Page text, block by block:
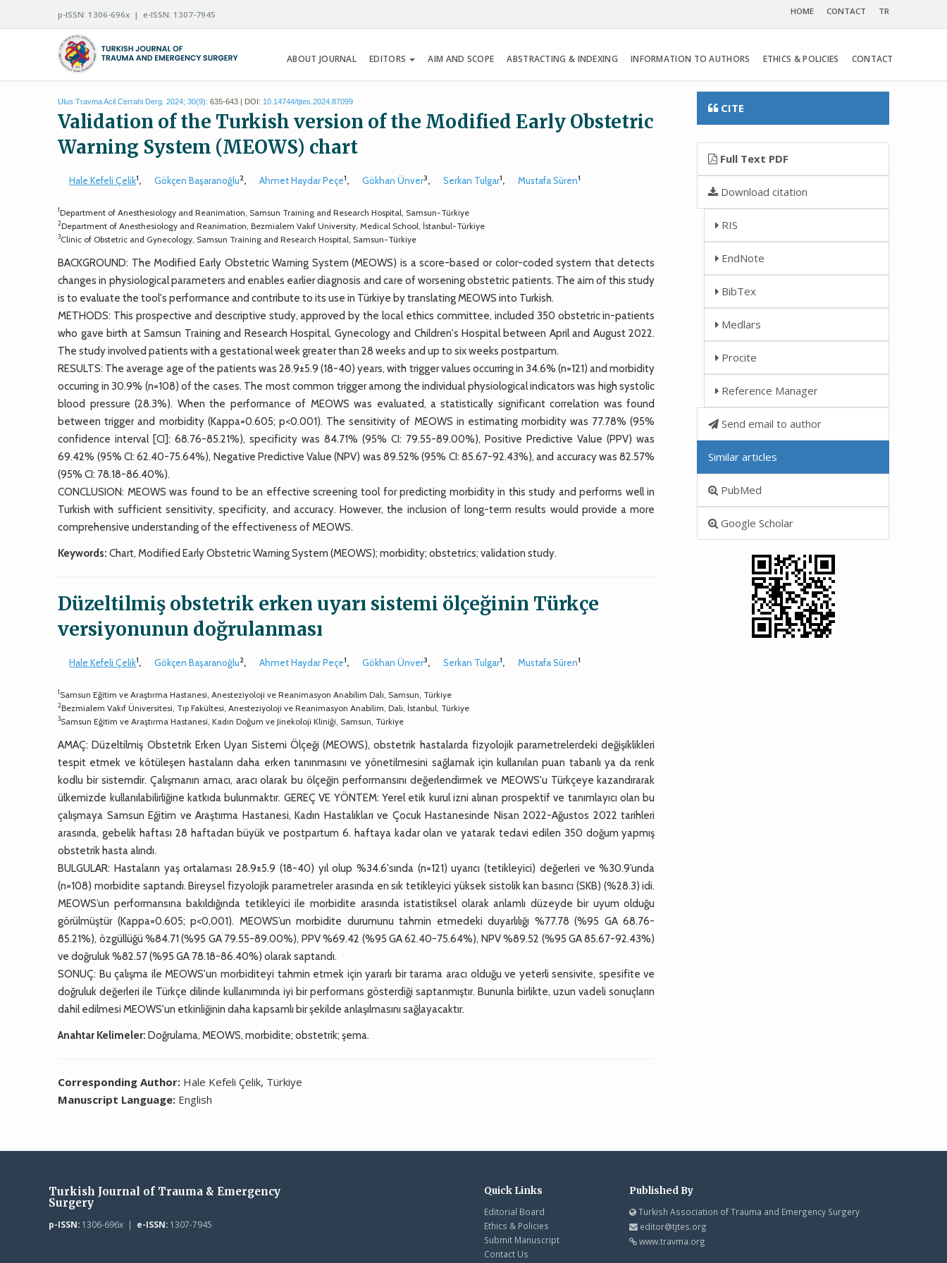
p-ISSN: 1306-696x | e-ISSN: 1307-7945 HOME CONTACT TR
ABOUT JOURNAL EDITORS AIM AND SCOPE ABSTRACTING & INDEXING INFORMATION TO AUTHORS ETHICS & POLICIES CONTACT
Ulus Travma Acil Cerrahi Derg. 2024; 30(9): 635-643 | DOI: 10.14744/tjtes.2024.87099
Validation of the Turkish version of the Modified Early Obstetric
Warning System (MEOWS) chart
Hale Kefeli Çelik1, Gökçen Başaranoğlu2, Ahmet Haydar Peçe1, Gökhan Ünver3, Serkan Tulgar1, Mustafa Süren1
1Department of Anesthesiology and Reanimation, Samsun Training and Research Hospital, Samsun-Türkiye
2Department of Anesthesiology and Reanimation, Bezmialem Vakıf University, Medical School, İstanbul-Türkiye
3Clinic of Obstetric and Gynecology, Samsun Training and Research Hospital, Samsun-Türkiye
BACKGROUND: The Modified Early Obstetric Warning System (MEOWS) is a score-based or color-coded system that detects
changes in physiological parameters and enables earlier diagnosis and care of worsening obstetric patients. The aim of this study
is to evaluate the tool's performance and contribute to its use in Türkiye by translating MEOWS into Turkish.
METHODS: This prospective and descriptive study, approved by the local ethics committee, included 350 obstetric in-patients
who gave birth at Samsun Training and Research Hospital, Gynecology and Children's Hospital between April and August 2022.
The study involved patients with a gestational week greater than 28 weeks and up to six weeks postpartum.
RESULTS: The average age of the patients was 28.9±5.9 (18-40) years, with trigger values occurring in 34.6% (n=121) and morbidity
occurring in 30.9% (n=108) of the cases. The most common trigger among the individual physiological indicators was high systolic
blood pressure (28.3%). When the performance of MEOWS was evaluated, a statistically significant correlation was found
between trigger and morbidity (Kappa=0.605; p<0.001). The sensitivity of MEOWS in estimating morbidity was 77.78% (95%
confidence interval [CI]: 68.76-85.21%), specificity was 84.71% (95% CI: 79.55-89.00%), Positive Predictive Value (PPV) was
69.42% (95% CI: 62.40-75.64%), Negative Predictive Value (NPV) was 89.52% (95% CI: 85.67-92.43%), and accuracy was 82.57%
(95% CI: 78.18-86.40%).
CONCLUSION: MEOWS was found to be an effective screening tool for predicting morbidity in this study and performs well in
Turkish with sufficient sensitivity, specificity, and accuracy. However, the inclusion of long-term results would provide a more
comprehensive understanding of the effectiveness of MEOWS.
Keywords: Chart, Modified Early Obstetric Warning System (MEOWS); morbidity; obstetrics; validation study.
Düzeltilmiş obstetrik erken uyarı sistemi ölçeğinin Türkçe
versiyonunun doğrulanması
Hale Kefeli Çelik1, Gökçen Başaranoğlu2, Ahmet Haydar Peçe1, Gökhan Ünver3, Serkan Tulgar1, Mustafa Süren1
1Samsun Eğitim ve Araştırma Hastanesi, Anesteziyoloji ve Reanimasyon Anabilim Dalı, Samsun, Türkiye
2Bezmialem Vakıf Üniversitesi, Tıp Fakültesi, Anesteziyoloji ve Reanimasyon Anabilim, Dalı, İstanbul, Türkiye
3Samsun Eğitim ve Araştırma Hastanesi, Kadın Doğum ve Jinekoloji Kliniği, Samsun, Türkiye
AMAÇ: Düzeltilmiş Obstetrik Erken Uyarı Sistemi Ölçeği (MEOWS), obstetrik hastalarda fizyolojik parametrelerdeki değişiklikleri
tespit etmek ve kötüleşen hastaların daha erken tanınmasını ve yönetilmesini sağlamak için kullanılan puan tabanlı ya da renk
kodlu bir sistemdir. Çalışmanın amacı, aracı olarak bu ölçeğin performansını değerlendirmek ve MEOWS'u Türkçeye kazandırarak
ülkemizde kullanılabilirliğine katkıda bulunmaktır. GEREÇ VE YÖNTEM: Yerel etik kurul izni alınan prospektif ve tanımlayıcı olan bu
çalışmaya Samsun Eğitim ve Araştırma Hastanesi, Kadın Hastalıkları ve Çocuk Hastanesinde Nisan 2022-Ağustos 2022 tarihleri
arasında, gebelik haftası 28 haftadan büyük ve postpartum 6. haftaya kadar olan ve yatarak tedavi edilen 350 doğum yapmış
obstetrik hasta alındı.
BULGULAR: Hastaların yaş ortalaması 28.9±5.9 (18-40) yıl olup %34.6'sında (n=121) uyarıcı (tetikleyici) değerleri ve %30.9’unda
(n=108) morbidite saptandı. Bireysel fizyolojik parametreler arasında en sık tetikleyici yüksek sistolik kan basıncı (SKB) (%28.3) idi.
MEOWS’un performansına bakıldığında tetikleyici ile morbidite arasında istatistiksel olarak anlamlı düzeyde bir uyum olduğu
görülmüştür (Kappa=0.605; p<0,001). MEOWS’un morbidite durumunu tahmin etmedeki duyarlılığı %77.78 (%95 GA 68.76-
85.21%), özgüllüğü %84.71 (%95 GA 79.55-89.00%), PPV %69.42 (%95 GA 62.40-75.64%), NPV %89.52 (%95 GA 85.67-92.43%)
ve doğruluk %82.57 (%95 GA 78.18-86.40%) olarak saptandı.
SONUÇ: Bu çalışma ile MEOWS'un morbiditeyi tahmin etmek için yararlı bir tarama aracı olduğu ve yeterli sensivite, spesifite ve
doğruluk değerleri ile Türkçe dilinde kullanımında iyi bir performans gösterdiği saptanmıştır. Bununla birlikte, uzun vadeli sonuçların
dahil edilmesi MEOWS'un etkinliğinin daha kapsamlı bir şekilde anlaşılmasını sağlayacaktır.
Anahtar Kelimeler: Doğrulama, MEOWS, morbidite; obstetrik; şema.
Corresponding Author: Hale Kefeli Çelik, Türkiye
Manuscript Language: English
CITE
Full Text PDF
Download citation
RIS
EndNote
BibTex
Medlars
Procite
Reference Manager
Send email to author
Similar articles
PubMed
Google Scholar
Turkish Journal of Trauma & Emergency
Surgery
p-ISSN:1306-696x | e-ISSN:1307-7945
Quick Links
Editorial Board
Ethics & Policies
Submit Manuscript
Contact Us
Published By
Turkish Association of Trauma and Emergency Surgery
editor@tjtes.org
www.travma.org